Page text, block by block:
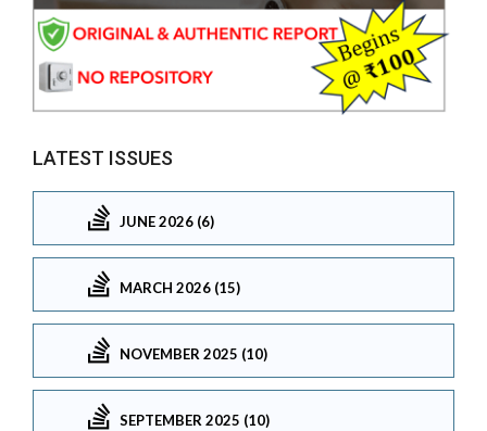
LATEST ISSUES
JUNE 2026 (6)
MARCH 2026 (15)
NOVEMBER 2025 (10)
SEPTEMBER 2025 (10)